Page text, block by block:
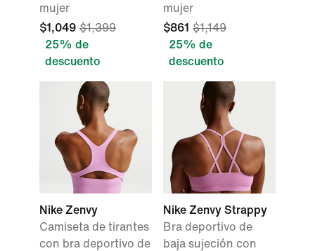
mujer
$1,049 $1,399
25% de
descuento
mujer
$861 $1,149
25% de
descuento
Nike Zenvy
Camiseta de tirantes
con bra deportivo de
Nike Zenvy Strappy
Bra deportivo de
baja sujeción con